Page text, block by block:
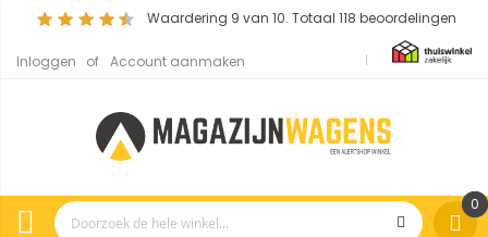
Waardering 9 van 10. Totaal 118 beoordelingen
Inloggen Account aanmaken
0